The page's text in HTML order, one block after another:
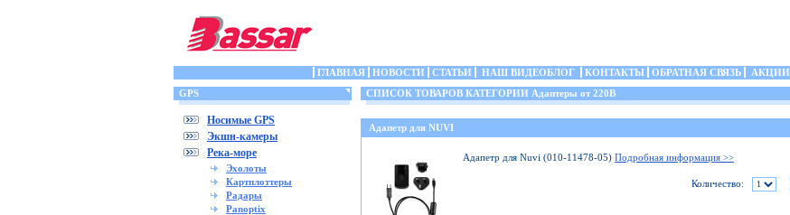
ГЛАВНАЯ НОВОСТИ СТАТЬИ НАШ ВИДЕОБЛОГ КОНТАКТЫ ОБРАТНАЯ СВЯЗЬ АКЦИИ
GPS
Носимые GPS
Экшн-камеры
Река-море
Эхолоты
Картплоттеры
Радары
Panoptix
СПИСОК ТОВАРОВ КАТЕГОРИИ Адаптеры от 220В
Адапетр для NUVI
Адапетр для Nuvi (010-11478-05) Подробная информация >>
Количество: